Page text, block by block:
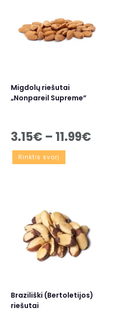
Migdolų riešutai
„Nonpareil Supreme”
3.15€ – 11.99€
Rinktis svorį
Braziliški (Bertoletijos)
riešutai